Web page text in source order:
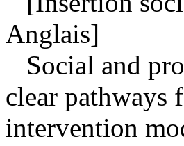
Anglais]
Social and
clear pathways
intervention